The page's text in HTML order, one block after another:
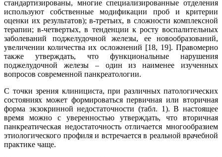
стандартизированы, многие специализированные отделения
используют собственные модификации проб и критерии
оценки их результатов); в-третьих, в сложности комплексной
терапии; в-четвертых, в тенденции к росту воспалительных
заболеваний поджелудочной железы, ее новообразований,
увеличении количества их осложнений [18, 19]. Правомерно
также утверждать, что функциональные нарушения
поджелудочной железы – один из наименее изученных
вопросов современной панкреатологии.
С точки зрения клинициста, при различных патологических
состояниях может формироваться первичная или вторичная
форма экзокринной недостаточности (табл. 1). В настоящее
время можно с уверенностью утверждать, что вторичная
панкреатическая недостаточность отличается многообразием
этиологического профиля и встречается в реальной врачебной
практике чаще.